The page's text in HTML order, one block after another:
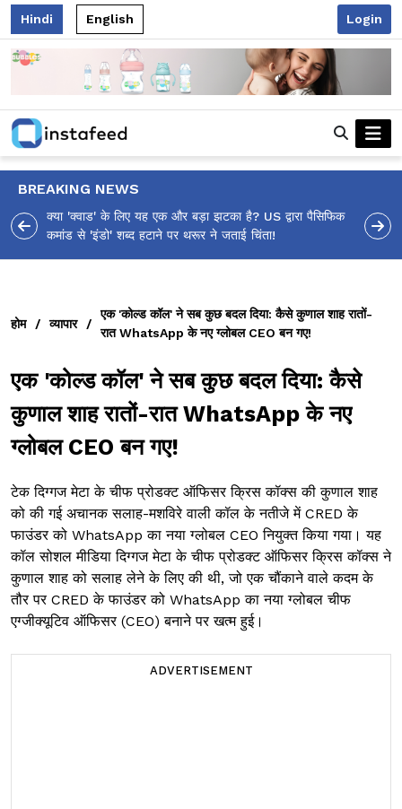
Hindi English Login
BREAKING NEWS
आलिया भट्ट का मज़ेदार 'शर्वरी कहाँ है?' पोस्ट, 'अल्फा' टीज़र पर
उठे सवालों का मज़ाकिया जवाब!
होम / व्यापार /
एक 'कोल्ड कॉल' ने सब कुछ बदल दिया: कैसे कुणाल शाह रातों-
रात WhatsApp के नए ग्लोबल CEO बन गए!
एक 'कोल्ड कॉल' ने सब कुछ बदल दिया: कैसे
कुणाल शाह रातों-रात WhatsApp के नए
ग्लोबल CEO बन गए!
टेक दिग्गज मेटा के चीफ प्रोडक्ट ऑफिसर क्रिस कॉक्स की कुणाल शाह
को की गई अचानक सलाह-मशविरे वाली कॉल के नतीजे में CRED के
फाउंडर को WhatsApp का नया ग्लोबल CEO नियुक्त किया गया। यह
कॉल सोशल मीडिया दिग्गज मेटा के चीफ प्रोडक्ट ऑफिसर क्रिस कॉक्स ने
कुणाल शाह को सलाह लेने के लिए की थी, जो एक चौंकाने वाले कदम के
तौर पर CRED के फाउंडर को WhatsApp का नया ग्लोबल चीफ
एग्जीक्यूटिव ऑफिसर (CEO) बनाने पर खत्म हुई।
ADVERTISEMENT